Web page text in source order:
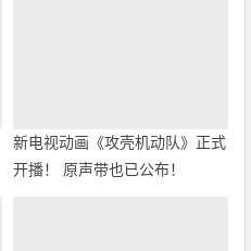
新电视动画《攻壳机动队》正式
开播！ 原声带也已公布！